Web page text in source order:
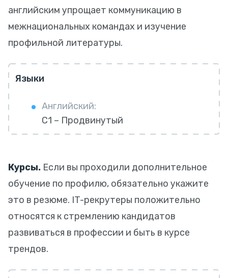
английским упрощает коммуникацию в
межнациональных командах и изучение
профильной литературы.
Языки
Английский:
C1 – Продвинутый
Курсы. Если вы проходили дополнительное
обучение по профилю, обязательно укажите
это в резюме. IT-рекрутеры положительно
относятся к стремлению кандидатов
развиваться в профессии и быть в курсе
трендов.